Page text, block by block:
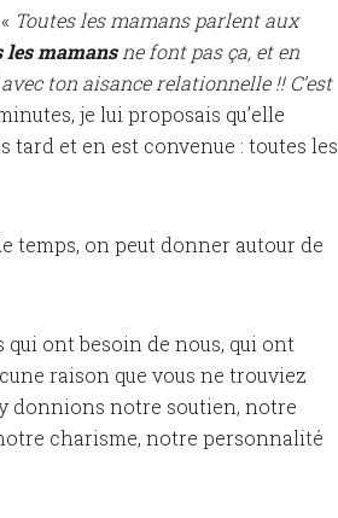
Toutes les mamans parlent aux
les mamansne font pas ça, et en
ton aisance relationnelle !! C’est
je lui proposais qu’elle
tard et en est convenue : toutes les
temps, on peut donner autour de
qui ont besoin de nous, qui ont
raison que vous ne trouviez
donnions notre soutien, notre
charisme, notre personnalité